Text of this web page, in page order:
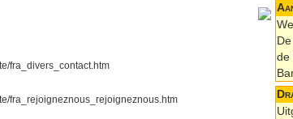
fra_divers_contact.htm
fra_rejoigneznous_rejoigneznous.htm
de